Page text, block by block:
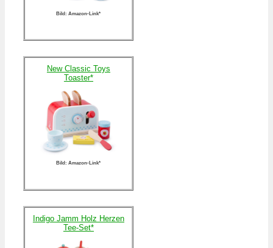
Bild: Amazon-Link*
New Classic Toys
Toaster*
Bild: Amazon-Link*
Indigo Jamm Holz Herzen
Tee-Set*